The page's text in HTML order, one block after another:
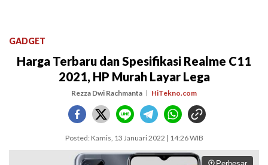
GADGET
Harga Terbaru dan Spesifikasi Realme C11
2021, HP Murah Layar Lega
Rezza Dwi Rachmanta HiTekno.com
Posted: Kamis, 13 Januari 2022 | 14:26 WIB